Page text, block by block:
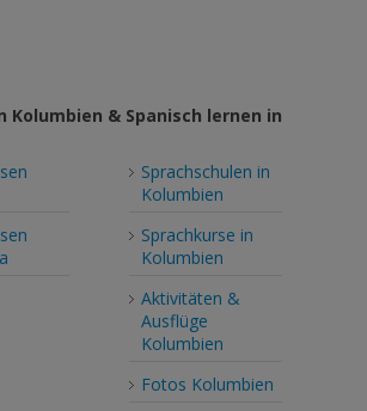
Kolumbien & Spanisch lernen in
Sprachschulen in
Kolumbien
Sprachkurse in
Kolumbien
Aktivitäten &
Ausflüge
Kolumbien
Fotos Kolumbien